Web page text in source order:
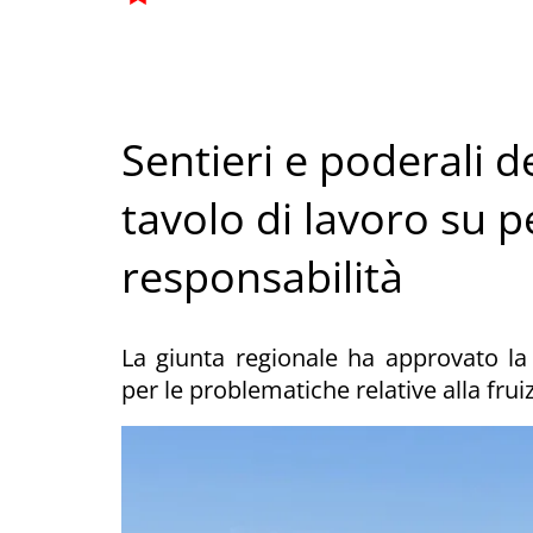
Sentieri e poderali
tavolo di lavoro su
responsabilità
La giunta regionale ha approvato
per le problematiche relative alla